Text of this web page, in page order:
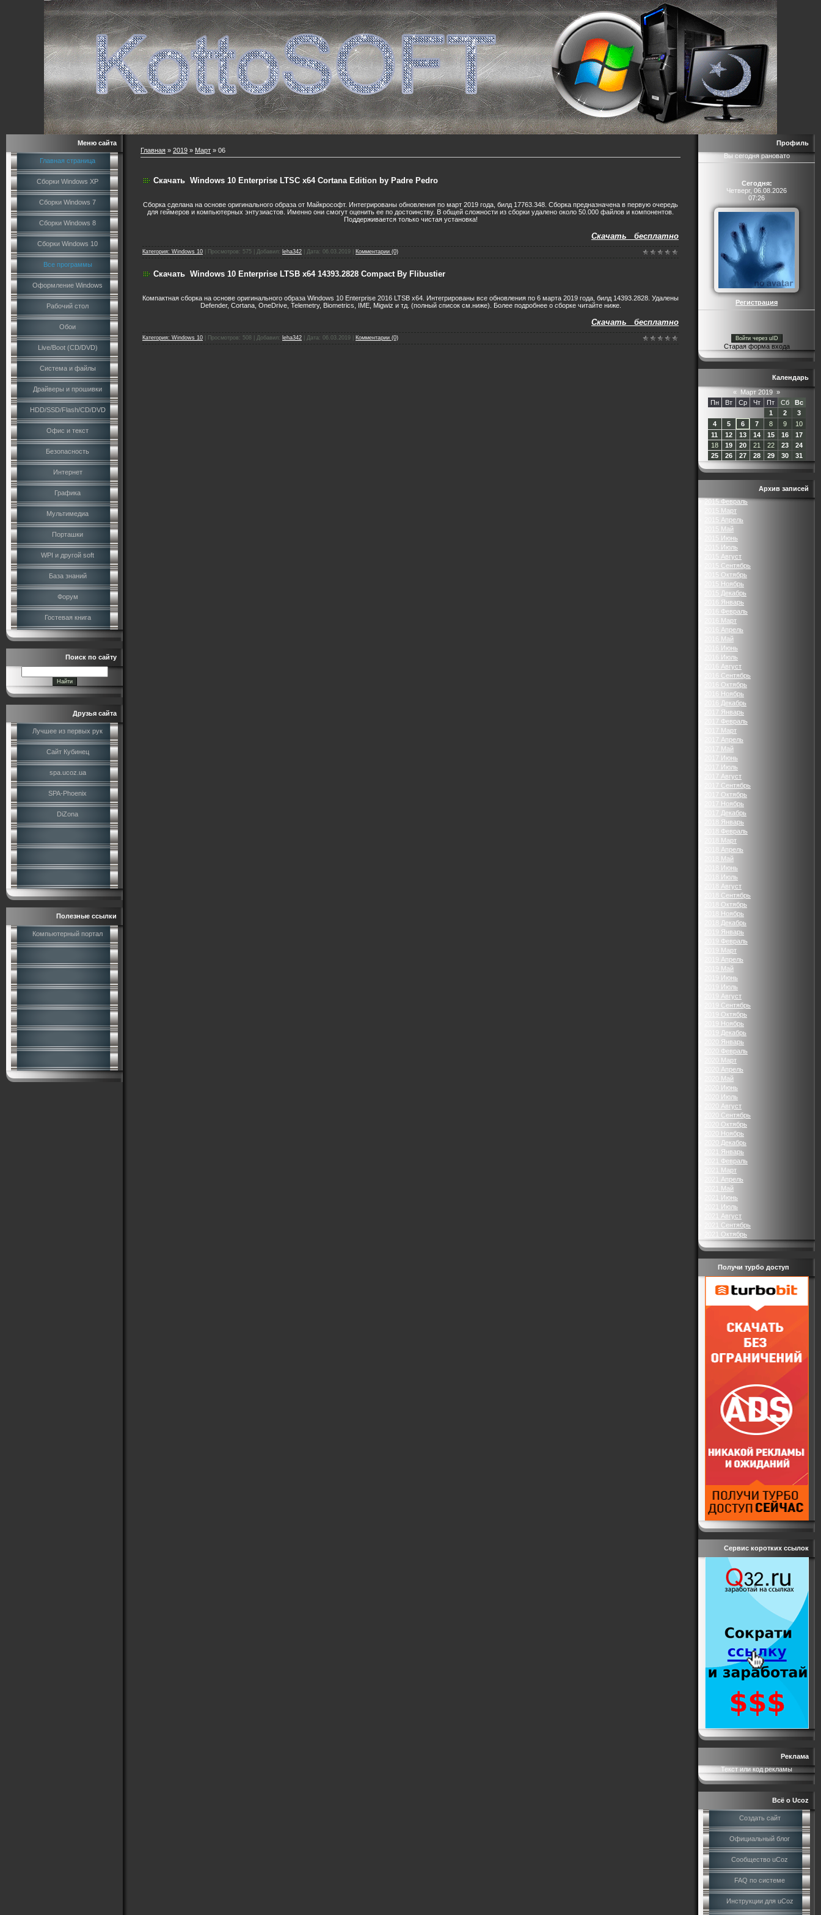
Меню сайта
Главная страница
Сборки Windows XP
Сборки Windows 7
Сборки Windows 8
Сборки Windows 10
Все программы
Оформление Windows
Рабочий стол
Обои
Live/Boot (CD/DVD)
Система и файлы
Драйверы и прошивки
HDD/SSD/Flash/CD/DVD
Офис и текст
Безопасность
Интернет
Графика
Мультимедиа
Порташки
WPI и другой soft
База знаний
Форум
Гостевая книга
Поиск по сайту
Друзья сайта
Лучшее из первых рук
Сайт Кубинец
spa.ucoz.ua
SPA-Phoenix
DiZona
Полезные ссылки
Компьютерный портал
Главная » 2019 » Март » 06
Скачать Windows 10 Enterprise LTSC x64 Cortana Edition by Padre Pedro
Сборка сделана на основе оригинального образа от Майкрософт. Интегрированы обновления по март 2019 года, билд 17763.348. Сборка предназначена в первую очередь
для геймеров и компьютерных энтузиастов. Именно они смогут оценить ее по достоинству. В общей сложности из сборки удалено около 50.000 файлов и компонентов.
Поддерживается только чистая установка!
Скачать бесплатно
Категория: Windows 10 Просмотров: 575 Добавил: leha342 Дата: 06.03.2019 Комментарии (0)
Скачать Windows 10 Enterprise LTSB x64 14393.2828 Compact By Flibustier
Компактная сборка на основе оригинального образа Windows 10 Enterprise 2016 LTSB x64. Интегрированы все обновления по 6 марта 2019 года, билд 14393.2828. Удалены
Defender, Cortana, OneDrive, Telemetry, Biometrics, IME, Migwiz и тд. (полный список см.ниже). Более подробнее о сборке читайте ниже.
Скачать бесплатно
Категория: Windows 10 Просмотров: 508 Добавил: leha342 Дата: 06.03.2019 Комментарии (0)
Профиль
Вы сегодня рановато
Сегодня:
Четверг, 06.08.2026
07:26
Регистрация
Войти через uID
Старая форма входа
Календарь
« Март 2019 »
Пн
Вт Ср Чт Пт Сб
Вс
1
2
3
4
5 6 7 8 9
10
11
12 13 14 15 16
17
18
19 20 21 22 23
24
25
26 27 28 29 30 31
Архив записей
2015 Февраль
2015 Март
2015 Апрель
2015 Май
2015 Июнь
2015 Июль
2015 Август
2015 Сентябрь
2015 Октябрь
2015 Ноябрь
2015 Декабрь
2016 Январь
2016 Февраль
2016 Март
2016 Апрель
2016 Май
2016 Июнь
2016 Июль
2016 Август
2016 Сентябрь
2016 Октябрь
2016 Ноябрь
2016 Декабрь
2017 Январь
2017 Февраль
2017 Март
2017 Апрель
2017 Май
2017 Июнь
2017 Июль
2017 Август
2017 Сентябрь
2017 Октябрь
2017 Ноябрь
2017 Декабрь
2018 Январь
2018 Февраль
2018 Март
2018 Апрель
2018 Май
2018 Июнь
2018 Июль
2018 Август
2018 Сентябрь
2018 Октябрь
2018 Ноябрь
2018 Декабрь
2019 Январь
2019 Февраль
2019 Март
2019 Апрель
2019 Май
2019 Июнь
2019 Июль
2019 Август
2019 Сентябрь
2019 Октябрь
2019 Ноябрь
2019 Декабрь
2020 Январь
2020 Февраль
2020 Март
2020 Апрель
2020 Май
2020 Июнь
2020 Июль
2020 Август
2020 Сентябрь
2020 Октябрь
2020 Ноябрь
2020 Декабрь
2021 Январь
2021 Февраль
2021 Март
2021 Апрель
2021 Май
2021 Июнь
2021 Июль
2021 Август
2021 Сентябрь
2021 Октябрь
Получи турбо доступ
Сервис коротких ссылок
Реклама
Текст или код рекламы
Всё о Ucoz
Создать сайт
Официальный блог
Сообщество uCoz
FAQ по системе
Инструкции для uCoz